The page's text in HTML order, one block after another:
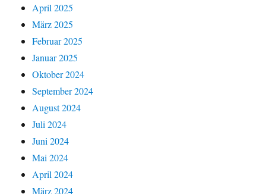
April 2025
März 2025
Februar 2025
Januar 2025
Oktober 2024
September 2024
August 2024
Juli 2024
Juni 2024
Mai 2024
April 2024
März 2024